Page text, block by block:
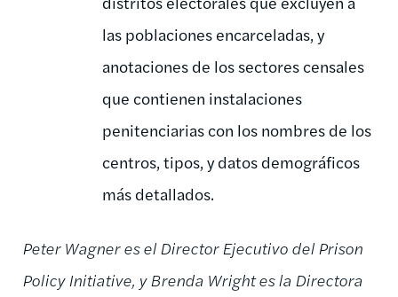
las poblaciones encarceladas, y
anotaciones de los sectores censales
que contienen instalaciones
penitenciarias con los nombres de los
centros, tipos, y datos demográficos
más detallados.
Peter Wagner es el Director Ejecutivo del Prison
Policy Initiative, y Brenda Wright es la Directora